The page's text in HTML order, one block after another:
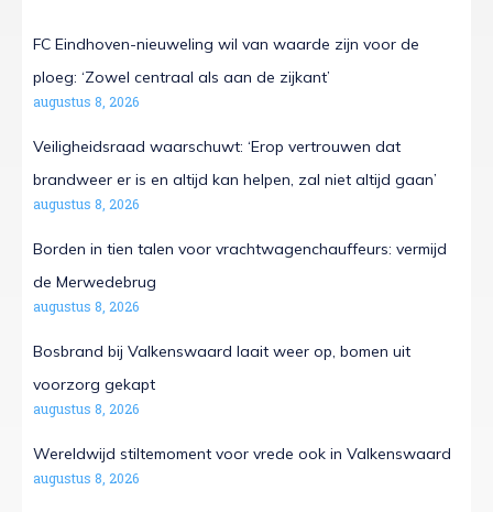
FC Eindhoven-nieuweling wil van waarde zijn voor de
ploeg: ‘Zowel centraal als aan de zijkant’
augustus 8, 2026
Veiligheidsraad waarschuwt: ‘Erop vertrouwen dat
brandweer er is en altijd kan helpen, zal niet altijd gaan’
augustus 8, 2026
Borden in tien talen voor vrachtwagenchauffeurs: vermijd
de Merwedebrug
augustus 8, 2026
Bosbrand bij Valkenswaard laait weer op, bomen uit
voorzorg gekapt
augustus 8, 2026
Wereldwijd stiltemoment voor vrede ook in Valkenswaard
augustus 8, 2026